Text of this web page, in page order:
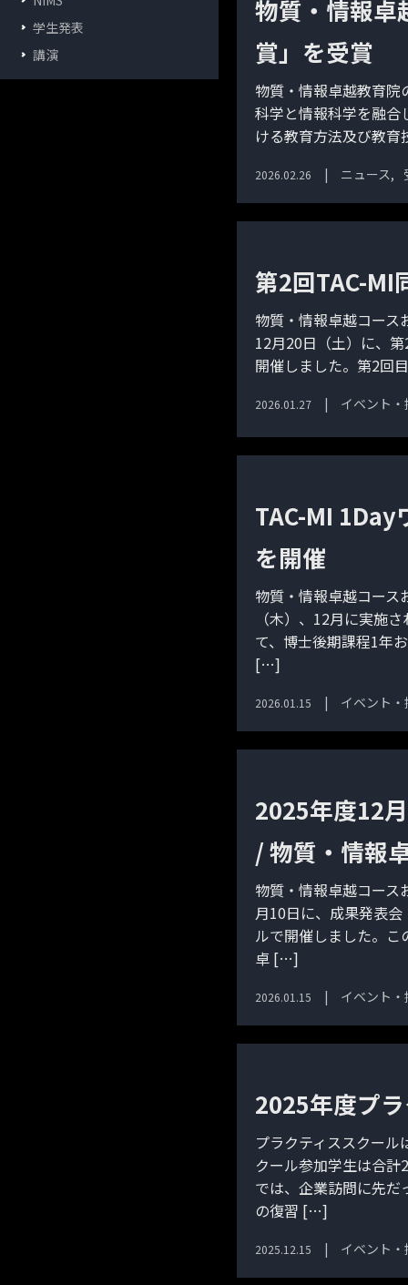
学生発表
講演
物質・情報卓
賞」を受賞
物質・情報卓越教育
科学と情報科学を融合
ける教育方法及び教
2026.02.26 ニュース
第2回TAC-MI
物質・情報卓越コース
12月20日（土）に、
開催しました。第2回
2026.01.27 イベント・
TAC-MI 1Day
を開催
物質・情報卓越コー
（木）、12月に実施
て、博士後期課程1年
[…]
2026.01.15 イベント・
2025年度12
/ 物質・情報
物質・情報卓越コー
月10日に、成果発表
ルで開催しました。
卓 […]
2026.01.15 イベント・
2025年度プ
プラクティススクー
クール参加学生は合
では、企業訪問に先だ
の復習 […]
2025.12.15 イベント・